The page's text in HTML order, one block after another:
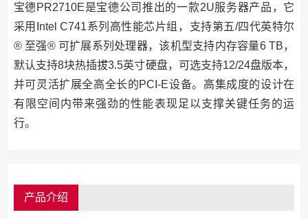
宝德PR2710E是宝德公司推出的一款2U服务器产品，它
采用Intel C741系列高性能芯片组，支持第五/四代英特尔
® 至强® 可扩展系列处理器，该机型支持内存容量6 TB，
默认支持8块热插拔3.5英寸硬盘，可选支持12/24盘版本，
并可灵活扩展全高全长的PCI-E设备。高集成度的设计在
有限空间内带来强劲的性能表现足以支撑关键任务的运
行。
产品介绍